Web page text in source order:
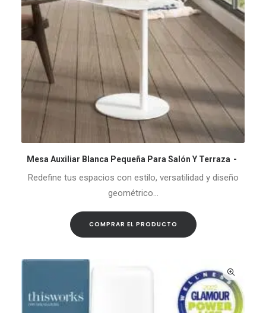
COMPRAR EL PRODUCTO
Mesa Auxiliar Blanca Pequeña Para Salón Y Terraza
Redefine tus espacios con estilo, versatilidad y diseño
geométrico…
COMPRAR EL PRODUCTO